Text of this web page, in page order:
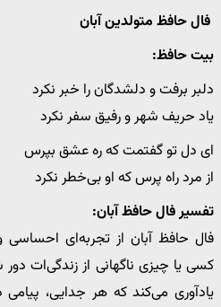
فال حافظ متولدین آبان
بیت حافظ:
دلبر برفت و دلشدگان را خبر نکرد
یاد حریف شهر و رفیق سفر نکرد
ای دل تو گفتمت که ره عشق بپرس
از مرد راه پرس که او بی‌خطر نکرد
تفسیر فال حافظ آبان:
فال حافظ آبان از تجربه‌ای
کسی یا چیزی ناگهانی از زندگی‌ات
یادآوری می‌کند که هر جدایی، پیامی